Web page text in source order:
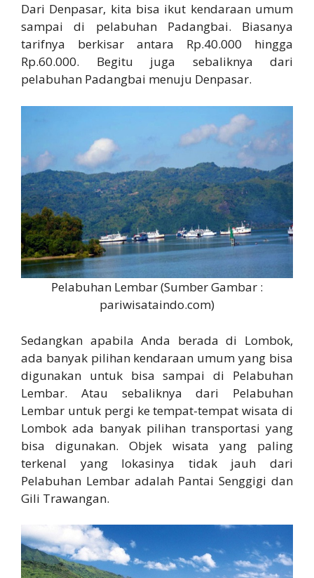
Dari Denpasar, kita bisa ikut kendaraan umum
sampai di pelabuhan Padangbai. Biasanya
tarifnya berkisar antara Rp.40.000 hingga
Rp.60.000. Begitu juga sebaliknya dari
pelabuhan Padangbai menuju Denpasar.
Pelabuhan Lembar (Sumber Gambar :
pariwisataindo.com)
Sedangkan apabila Anda berada di Lombok,
ada banyak pilihan kendaraan umum yang bisa
digunakan untuk bisa sampai di Pelabuhan
Lembar. Atau sebaliknya dari Pelabuhan
Lembar untuk pergi ke tempat-tempat wisata di
Lombok ada banyak pilihan transportasi yang
bisa digunakan. Objek wisata yang paling
terkenal yang lokasinya tidak jauh dari
Pelabuhan Lembar adalah Pantai Senggigi dan
Gili Trawangan.